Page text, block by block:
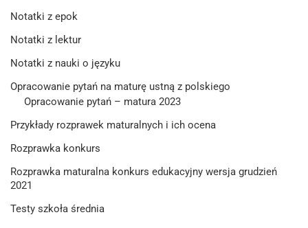
Notatki z epok
Notatki z lektur
Notatki z nauki o języku
Opracowanie pytań na maturę ustną z polskiego
Opracowanie pytań – matura 2023
Przykłady rozprawek maturalnych i ich ocena
Rozprawka konkurs
Rozprawka maturalna konkurs edukacyjny wersja grudzień
2021
Testy szkoła średnia